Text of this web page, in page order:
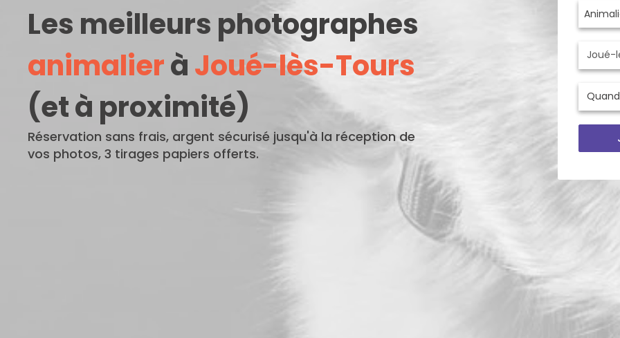
Les meilleurs photographes
animalieràJoué-lès-Tours
(et à proximité)
Réservation sans frais, argent sécurisé jusqu'à la réception de
vos photos, 3 tirages papiers offerts.